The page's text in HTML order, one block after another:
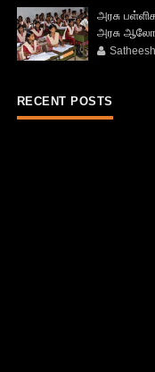
அரசு
அரசு
Satheesh
RECENT POSTS